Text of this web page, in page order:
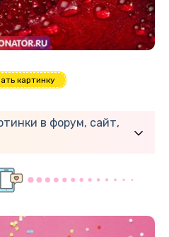
картинку
в форум, сайт,